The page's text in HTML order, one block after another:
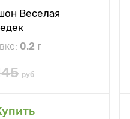
Веселая
0.2 г
руб